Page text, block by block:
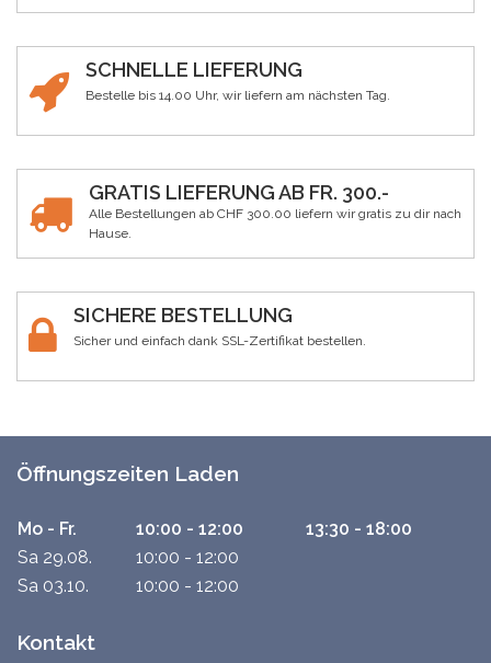
SCHNELLE LIEFERUNG
Bestelle bis 14.00 Uhr, wir liefern am nächsten Tag.
GRATIS LIEFERUNG AB FR. 300.-
Alle Bestellungen ab CHF 300.00 liefern wir gratis zu dir nach
Hause.
SICHERE BESTELLUNG
Sicher und einfach dank SSL-Zertifikat bestellen.
Öffnungszeiten Laden
Mo - Fr. 10:00 - 12:00
13:30 - 18:00
Sa 29.08.
10:00 - 12:00
Sa 03.10.
10:00 - 12:00
Kontakt